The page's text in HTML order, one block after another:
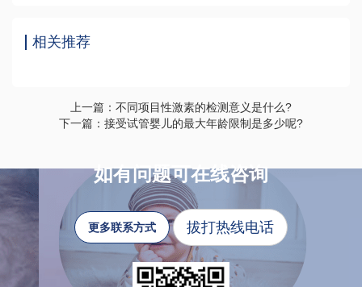
相关推荐
上一篇：​不同项目性激素的检测意义是什么?
下一篇：接受试管婴儿的最大年龄限制是多少呢?
如有问题可在线咨询
更多联系方式 拔打热线电话